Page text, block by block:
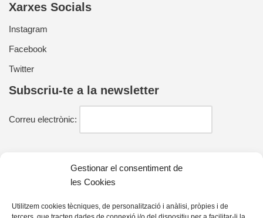
Gestionar el consentiment de
les Cookies
Utilitzem cookies tècniques, de personalització i anàlisi, pròpies i de
Xarxes Socials
Instagram
Facebook
Twitter
Subscriu-te a la newsletter
Correu electrònic: